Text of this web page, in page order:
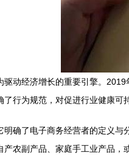
动经济增长的重要引擎。
行为规范，对促进行业健康可
确了电子商务经营者的定义
农副产品、家庭手工业产品